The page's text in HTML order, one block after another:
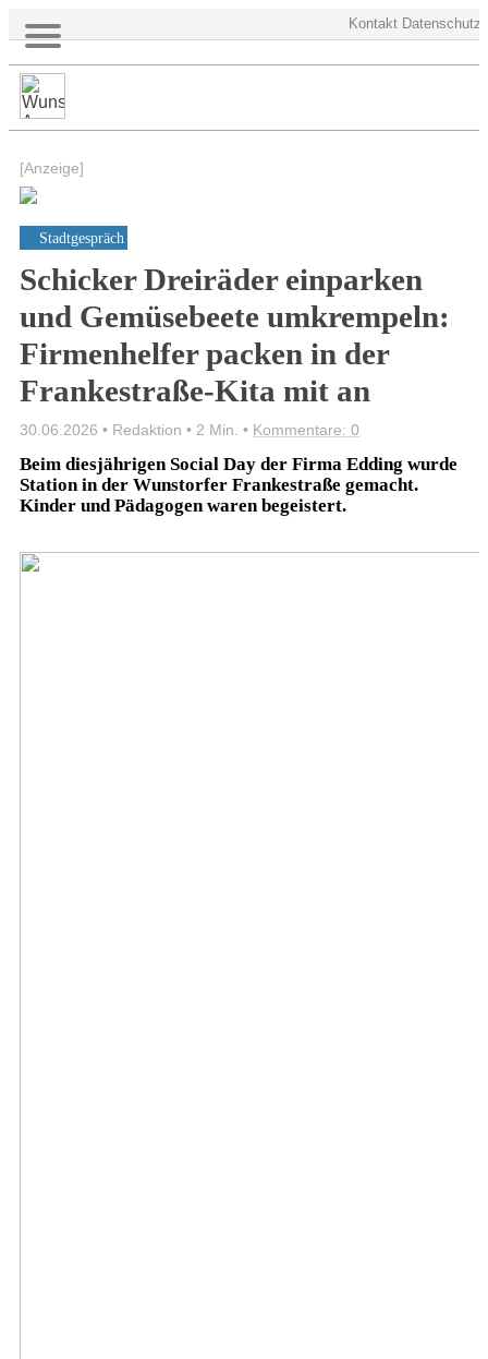
Datenschutz
Kontakt
[Anzeige]
Stadtgespräch
Schicker Dreiräder einparken
und Gemüsebeete umkrempeln:
Firmenhelfer packen in der
Frankestraße-Kita mit an
30.06.2026 • Redaktion • 2 Min. • Kommentare: 0
Beim diesjährigen Social Day der Firma Edding wurde
Station in der Wunstorfer Frankestraße gemacht.
Kinder und Pädagogen waren begeistert.